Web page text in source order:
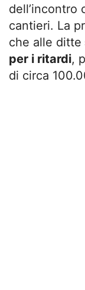
dell’incontro
cantieri. La
che alle ditte
per i ritardi,
di circa